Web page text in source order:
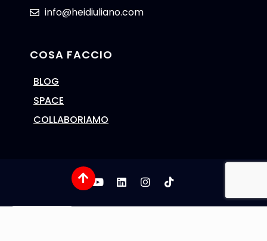
info@heidiuliano.com
COSA FACCIO
BLOG
SPACE
COLLABORIAMO